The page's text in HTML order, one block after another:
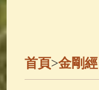
善財
首頁>金剛經